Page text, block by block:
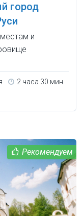
город
и
2 часа 30 мин.